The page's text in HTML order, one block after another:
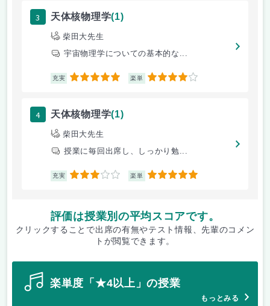
3 天体核物理学(1)
柴田大先生
宇宙物理学についての基本的な...
充実 5 楽単 4
4 天体核物理学(1)
柴田大先生
授業に毎回出席し、しっかり勉...
充実 3 楽単 5
評価は授業別の平均スコアです。
クリックすることで出席の有無やテスト情報、先輩のコメン
トが閲覧できます。
楽単度「★4以上」の授業
もっとみる